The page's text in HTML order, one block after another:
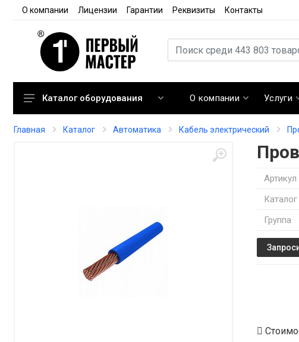
О компании Лицензии Гарантии Реквизиты Контакты
Кондиционирование
Каталог оборудования О компании Услуги
Главная Каталог Автоматика Кабель электрический
Артикул
Каталог
Группа